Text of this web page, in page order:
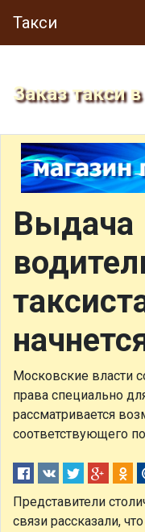
Такси
Заказ такси
Выдача
Московские власти
права специально
рассматривается
соответствующего
Представители
связи рассказали,